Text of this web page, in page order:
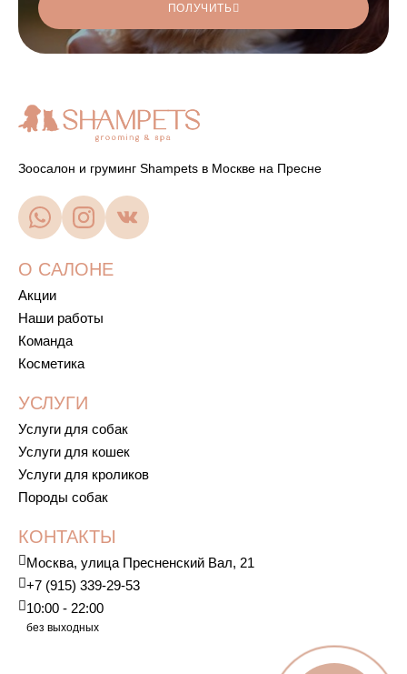
ПОЛУЧИТЬ
Зоосалон и груминг Shampets в Москве на Пресне
О САЛОНЕ
Акции
Наши работы
Команда
Косметика
УСЛУГИ
Услуги для собак
Услуги для кошек
Услуги для кроликов
Породы собак
КОНТАКТЫ
Москва, улица Пресненский Вал, 21
+7 (915) 339-29-53
10:00 - 22:00
без выходных